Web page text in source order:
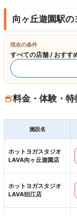
向ヶ丘遊園駅
現在の条件
すべての店舗 / おすす
料金・体験・特
施設名
ホットヨガスタジオ
LAVA向ヶ丘遊園店
ホットヨガスタジオ
LAVA狛江店